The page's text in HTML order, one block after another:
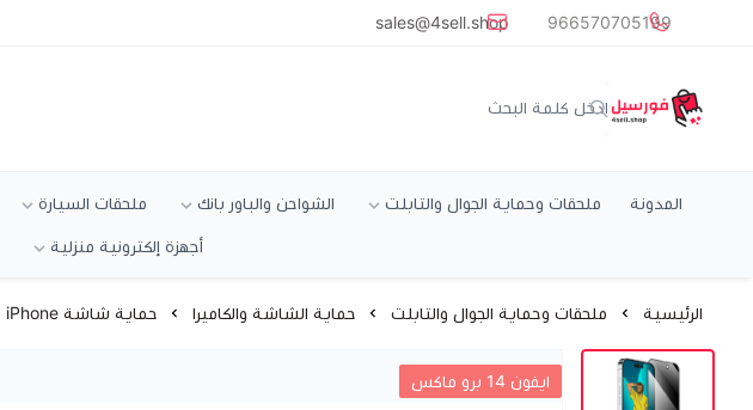
common.titles.skip_to_main_content
966570705199
sales@4sell.shop
متجر فورسيل
المدونة ملحقات وحماية الجوال والتابلت الشواحن والباور بانك ملحقات السيارة
أجهزة إلكترونية منزلية
الرئيسية ملحقات وحماية الجوال والتابلت حماية الشاشة والكاميرا حماية شاشة iPhone
ايفون 14 برو ماكس